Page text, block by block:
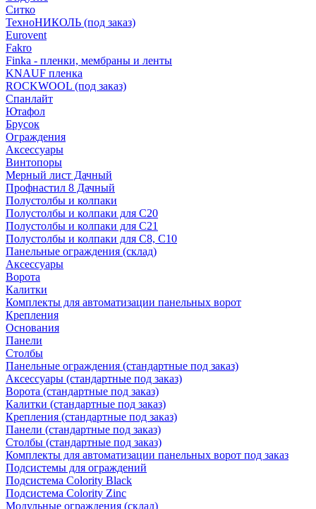
Ситко
ТехноНИКОЛЬ (под заказ)
Eurovent
Fakro
Finka - пленки, мембраны и ленты
KNAUF пленка
ROCKWOOL (под заказ)
Спанлайт
Ютафол
Брусок
Ограждения
Аксессуары
Винтопоры
Мерный лист Дачный
Профнастил 8 Дачный
Полустолбы и колпаки
Полустолбы и колпаки для С20
Полустолбы и колпаки для С21
Полустолбы и колпаки для С8, С10
Панельные ограждения (склад)
Аксессуары
Ворота
Калитки
Комплекты для автоматизации панельных ворот
Крепления
Основания
Панели
Столбы
Панельные ограждения (стандартные под заказ)
Аксессуары (стандартные под заказ)
Ворота (стандартные под заказ)
Калитки (стандартные под заказ)
Крепления (стандартные под заказ)
Панели (стандартные под заказ)
Столбы (стандартные под заказ)
Комплекты для автоматизации панельных ворот под заказ
Подсистемы для ограждений
Подсистема Colority Black
Подсистема Colority Zinc
Модульные ограждения (склад)